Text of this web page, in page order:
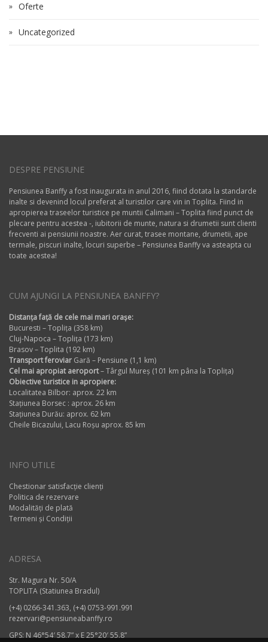
Oferte
Uncategorized
DESPRE PENSIUNE
Pensiunea Banffy a fost inaugurata in anul 2016, fiind dotata la standarde
inalte si devenind locul preferat al turistilor care vin in Toplita. Fiind in
apropierea traseelor turistice pe muntii Calimani – Toplita fiind punct de
plecare pentru acestea -, iubitorii de munte, natura si drumetii sunt clienti
frecventi ai pensiunii noastre. Aer curat, trasee montane, drumetii, ape
termale, piscuri inalte, locuri superbe – Pensiunea Banffy va asteapta cu
toate acestea!
CUM AJUNGI LA PENSIUNEA BANFFY?
Distanța față de cele mai mari orașe:
Bucuresti – Toplița (358 km)
Cluj-Napoca – Toplița (173 km)
Brasov – Toplita (192 km)
Transport feroviar Gară – Pensiune (1,1 km)
Cel mai apropiat aeroport– Târgul Mureș (101 km pâna la Toplița)
Obiective turistice in apropiere:
Localitatea Bilbor: aprox. 22 km
Stațiunea Borsec : aprox. 26 km
Stațiunea Durău: aprox. 62 km
Cheile Bicazului, Lacu Roșu aprox. 85 km
INFO UTILE
Chestionar satisfacție clienți
Politica de rezervare
Modalități de plată
Termeni și Condiții
ADRESA
Str. Magura Nr. 50/A
TOPLITA (Statiunea Bradul)
(+4) 0266-341.363, (+4) 0753-991.991
rezervari@pensiuneabanffy.ro
GPS: N 46°54′ 58,7” x E 25°20′ 55.8”